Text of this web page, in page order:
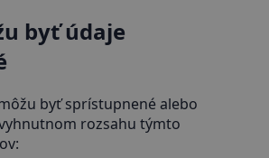
byť údaje
byť sprístupnené alebo
rozsahu týmto